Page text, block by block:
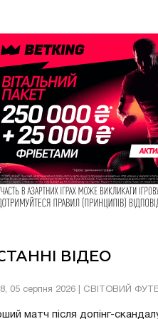
ВІДЕО
05 серпня 2026 | СВІТОВИЙ
матч після допінг-